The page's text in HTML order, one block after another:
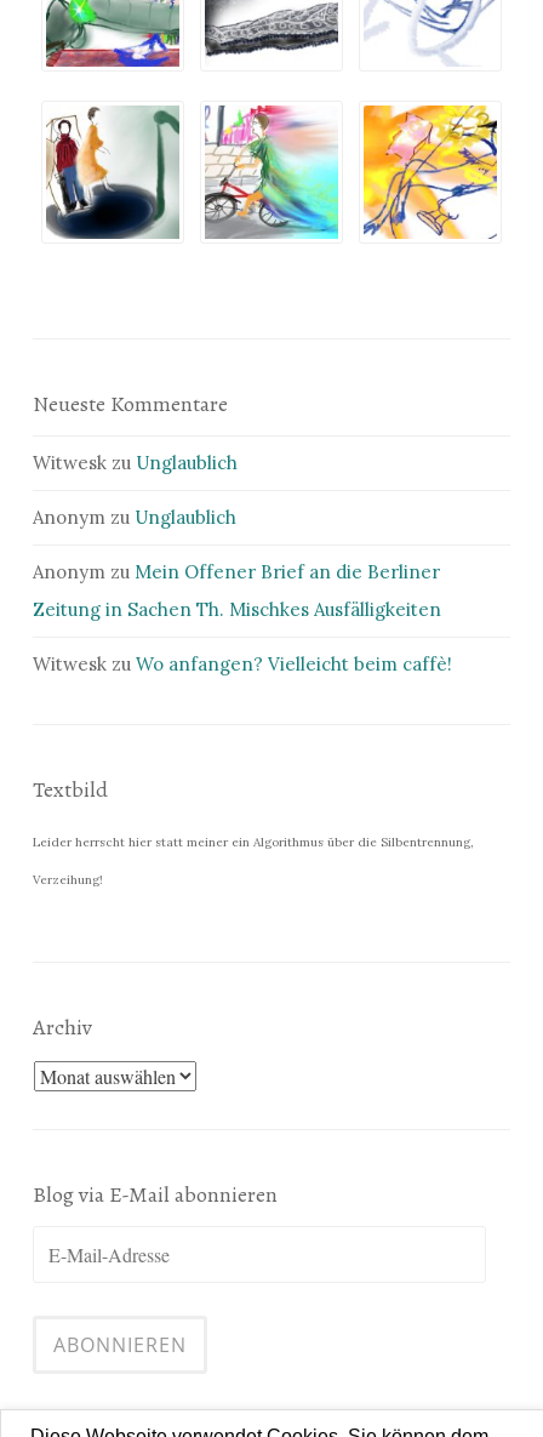
Neueste Kommentare
Witwesk zu Unglaublich
Anonym zu Unglaublich
Anonym zu Mein Offener Brief an die Berliner
Zeitung in Sachen Th. Mischkes Ausfälligkeiten
Witwesk zu Wo anfangen? Vielleicht beim caffè!
Textbild
Leider herrscht hier statt meiner ein Algorithmus über die Silbentrennung,
Verzeihung!
Archiv
Archiv
Blog via E-Mail abonnieren
E-
ABONNIEREN